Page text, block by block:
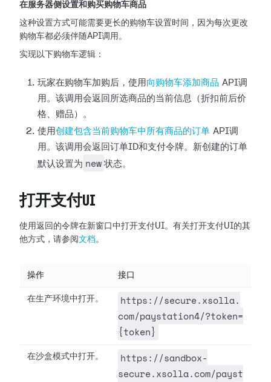
在服务器侧设置和购买购物车商品
这种设置方式可能需要更长的购物车设置时间，因为每次更改
购物车都必须伴随API调用。
实现以下购物车逻辑：
玩家在购物车加购后，使用 向购物车添加商品 API调
用。该调用会返回所选商品的当前信息（折扣前后价
格、赠品）。
使用创建包含当前购物车中所有商品的订单 API调
用。该调用会返回订单ID和支付令牌。新创建的订单
默认设置为 new 状态。
打开支付UI
使用返回的令牌在新窗口中打开支付UI。有关打开支付UI的其
他方式，请参阅 文档。
操作 接口
在生产环境中打开。
https://secure.xsolla.
com/paystation4/?token=
{token}
在沙盒模式中打开。
https://sandbox-
secure.xsolla.com/payst